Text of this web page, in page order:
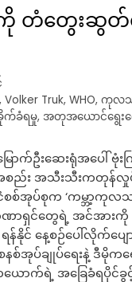
တံတွေးဆွတ်
, Volker Truk, WHO, ကုလသ
က်ခံရမှု, အတုအယောင်ရွေး
ောက်ဦးဆေးရုံအပေါ်
း အသီးသီးကတုန်လှုပ်
စ်အုပ်စုက ‘ကမ္ဘာ့ကုလ
ာရှင်တွေရဲ့ အင်အား
နိုင် နေ့စဉ်ပေါ်လိုက်ပ
စ်အုပ်ချုပ်ရေးနဲ့ ဒီမိုက
က်ရဲ့ အခြေခံရပိုင်ခွင့်